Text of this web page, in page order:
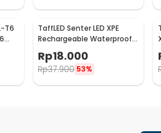
T6
TaffLED Senter LED XPE
Rechargeable Waterproof
IPX4 200 Lumens - 3187
Rp18.000
Rp37.900 53%